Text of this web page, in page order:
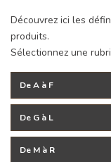
Découvrez ici les
produits.
Sélectionnez une
De A à F
De G à L
De M à R